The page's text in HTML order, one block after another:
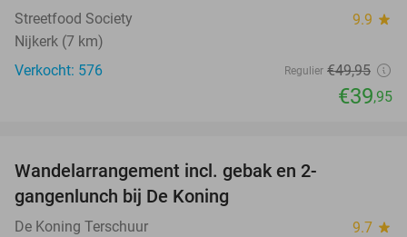
Streetfood Society 9.9 star
Nijkerk (7 km)
Verkocht: 576
Regulier €49,95
€39,95
Wandelarrangement incl. gebak en 2-
gangenlunch bij De Koning
De Koning Terschuur 9.7 star